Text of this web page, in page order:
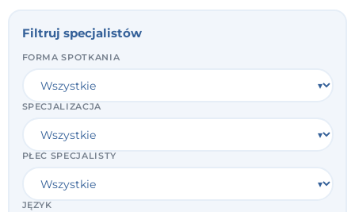
Filtruj specjalistów
FORMA SPOTKANIA
SPECJALIZACJA
PŁEĆ SPECJALISTY
JĘZYK